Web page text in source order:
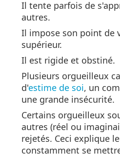
Il tente parfois de
autres.
Il impose son point de
supérieur.
Il est rigide et obstiné.
Plusieurs orgueilleux
d'estime de soi, un
une grande insécurité.
Certains orgueilleux
autres (réel ou
rejetés. Ceci explique
constamment se